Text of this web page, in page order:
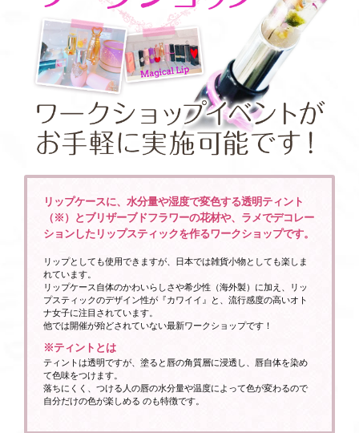
リップケースに、水分量や湿度で変色する透明ティント
（※）とブリザーブドフラワーの花材や、ラメでデコレー
ションしたリップスティックを作るワークショップです。
リップとしても使用できますが、日本では雑貨小物としても楽しま
れています。
リップケース自体のかわいらしさや希少性（海外製）に加え、リッ
プスティックのデザイン性が『カワイイ』と、流行感度の高いオト
ナ女子に注目されています。
他では開催が殆どされていない最新ワークショップです！
※ティントとは
ティントは透明ですが、塗ると唇の角質層に浸透し、唇自体を染め
て色味をつけます。
落ちにくく、つける人の唇の水分量や温度によって色が変わるので
自分だけの色が楽しめる のも特徴です。